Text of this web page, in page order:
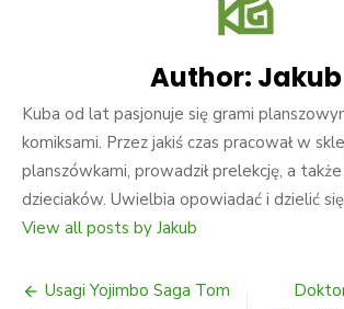
Author: Jakub
Kuba od lat pasjonuje się grami
komiksami. Przez jakiś czas pracował w
planszówkami, prowadził prelekcję, a
dzieciaków. Uwielbia opowiadać i dzielić
View all posts by Jakub
Usagi Yojimbo Saga Tom